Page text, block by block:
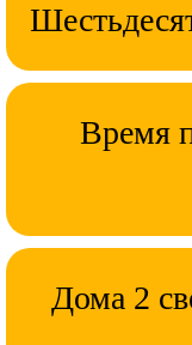
Время
Дома 2